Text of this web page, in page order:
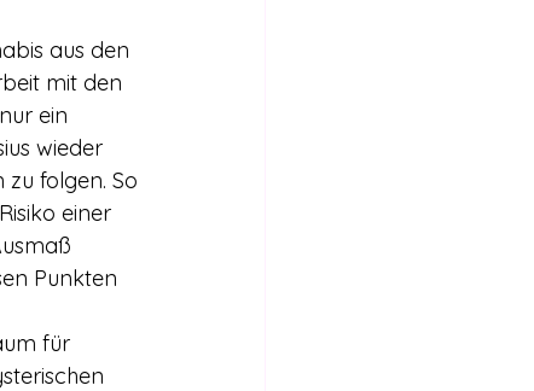
mit den
ein
wieder
folgen. So
einer
Punkten